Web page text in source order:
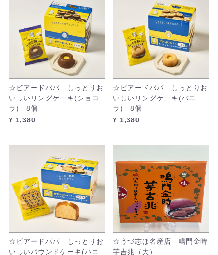
☆ビアードパパ しっとりお
いしいリングケーキ(ショコ
ラ) 8個
¥ 1,380
☆ビアードパパ しっとりお
いしいリングケーキ(バニ
ラ) 8個
¥ 1,380
☆ビアードパパ しっとりお
いしいパウンドケーキ(バニ
☆うづ志ほ名産店 鳴門金時
芋吉兆（大）